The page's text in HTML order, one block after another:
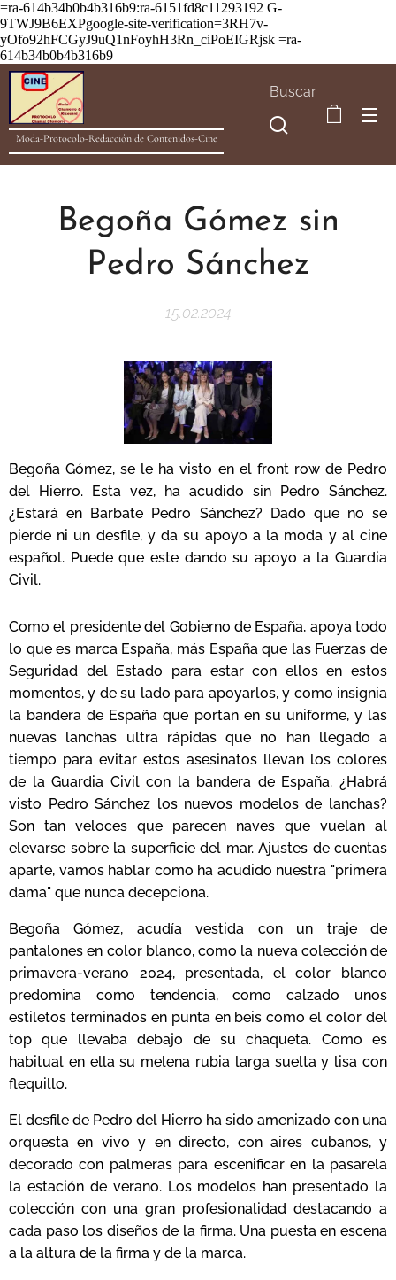
=ra-614b34b0b4b316b9:ra-6151fd8c11293192 G-
9TWJ9B6EXPgoogle-site-verification=3RH7v-
yOfo92hFCGyJ9uQ1nFoyhH3Rn_ciPoEIGRjsk =ra-
614b34b0b4b316b9
Moda-Protocolo-Redacción de Contenidos-Cine
Buscar
Begoña Gómez sin
Pedro Sánchez
15.02.2024
Begoña Gómez, se le ha visto en el front row de Pedro
del Hierro. Esta vez, ha acudido sin Pedro Sánchez.
¿Estará en Barbate Pedro Sánchez? Dado que no se
pierde ni un desfile, y da su apoyo a la moda y al cine
español. Puede que este dando su apoyo a la Guardia
Civil.
Como el presidente del Gobierno de España, apoya todo
lo que es marca España, más España que las Fuerzas de
Seguridad del Estado para estar con ellos en estos
momentos, y de su lado para apoyarlos, y como insignia
la bandera de España que portan en su uniforme, y las
nuevas lanchas ultra rápidas que no han llegado a
tiempo para evitar estos asesinatos llevan los colores
de la Guardia Civil con la bandera de España. ¿Habrá
visto Pedro Sánchez los nuevos modelos de lanchas?
Son tan veloces que parecen naves que vuelan al
elevarse sobre la superficie del mar. Ajustes de cuentas
aparte, vamos hablar como ha acudido nuestra "primera
dama" que nunca decepciona.
Begoña Gómez, acudía vestida con un traje de
pantalones en color blanco, como la nueva colección de
primavera-verano 2024, presentada, el color blanco
predomina como tendencia, como calzado unos
estiletos terminados en punta en beis como el color del
top que llevaba debajo de su chaqueta. Como es
habitual en ella su melena rubia larga suelta y lisa con
flequillo.
El desfile de Pedro del Hierro ha sido amenizado con una
orquesta en vivo y en directo, con aires cubanos, y
decorado con palmeras para escenificar en la pasarela
la estación de verano. Los modelos han presentado la
colección con una gran profesionalidad destacando a
cada paso los diseños de la firma. Una puesta en escena
a la altura de la firma y de la marca.